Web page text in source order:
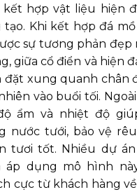
kết hợp vật liệu hiện
Khi kết hợp đá
sự tương phản đẹp
giữa cổ điển và hiện
đặt xung quanh chân
vào buổi tối.
ẩm và nhiệt độ
nước tưới, bảo vệ
tươi tốt. Nhiều dự
áp dụng mô hình
cực từ khách hàng